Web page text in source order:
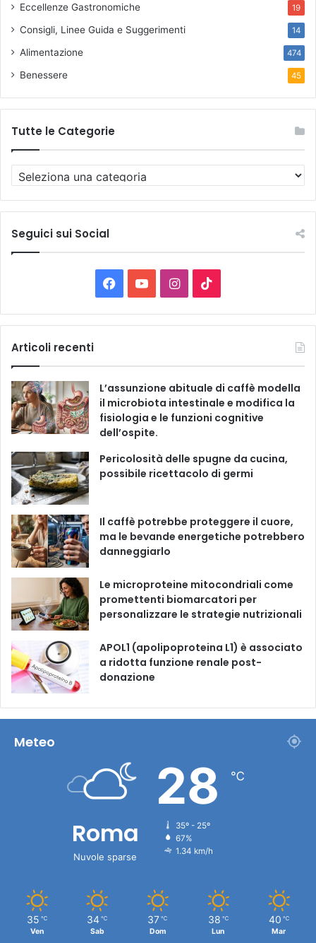
Eccellenze Gastronomiche 19
Consigli, Linee Guida e Suggerimenti 14
Alimentazione 474
Benessere 45
Tutte le Categorie
u
t
e
o
r
i
e
Seguici sui Social
a
e
b
o
o
k
o
T
u
b
e
I
n
t
a
g
r
a
i
T
o
k
Articoli recenti
L’assunzione abituale di caffè modella
il microbiota intestinale e modifica la
fisiologia e le funzioni cognitive
dell’ospite.
Pericolosità delle spugne da cucina,
possibile ricettacolo di germi
Il caffè potrebbe proteggere il cuore,
ma le bevande energetiche potrebbero
danneggiarlo
Le microproteine ​​mitocondriali come
promettenti biomarcatori per
personalizzare le strategie nutrizionali
APOL1 (apolipoproteina L1) è associato
a ridotta funzione renale post-
donazione
Meteo
Roma
Nuvole sparse
28 ℃
35º - 25º
67%
1.34 km/h
35 ℃
Ven
34 ℃
Sab
37 ℃
Dom
38 ℃
Lun
40 ℃
Mar